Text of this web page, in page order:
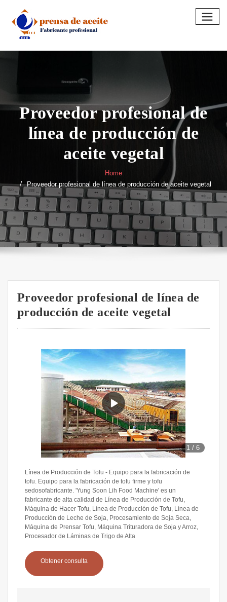
content
Proveedor profesional de
línea de producción de
aceite vegetal
Home
Proveedor profesional de línea de producción de aceite vegetal
Proveedor profesional de línea de
producción de aceite vegetal
1 /6
Línea de Producción de Tofu - Equipo para la fabricación de
tofu. Equipo para la fabricación de tofu firme y tofu
sedosofabricante. 'Yung Soon Lih Food Machine' es un
fabricante de alta calidad de Línea de Producción de Tofu,
Máquina de Hacer Tofu, Línea de Producción de Tofu, Línea de
Producción de Leche de Soja, Procesamiento de Soja Seca,
Máquina de Prensar Tofu, Máquina Trituradora de Soja y Arroz,
Procesador de Láminas de Trigo de Alta
Obtener consulta